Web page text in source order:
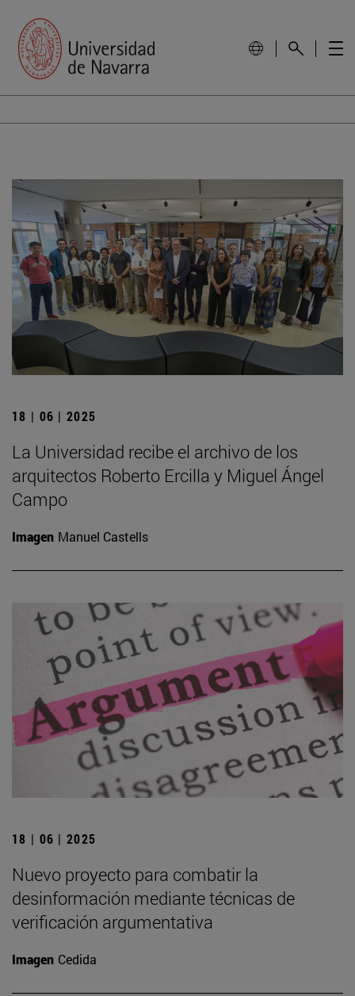
18 | 06 | 2025
La Universidad recibe el archivo de los
arquitectos Roberto Ercilla y Miguel Ángel
Campo
Imagen Manuel Castells
18 | 06 | 2025
Nuevo proyecto para combatir la
desinformación mediante técnicas de
verificación argumentativa
Imagen Cedida